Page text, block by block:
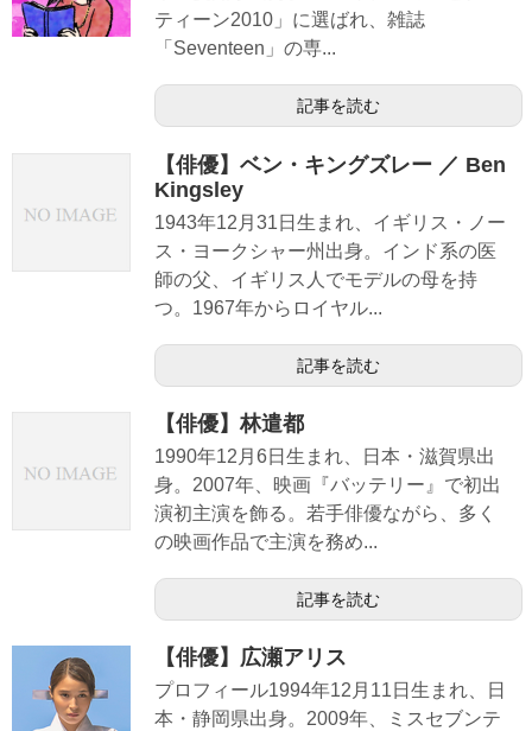
ティーン2010」に選ばれ、雑誌
「Seventeen」の専...
記事を読む
【俳優】ベン・キングズレー ／ Ben
Kingsley
1943年12月31日生まれ、イギリス・ノー
ス・ヨークシャー州出身。インド系の医
師の父、イギリス人でモデルの母を持
つ。1967年からロイヤル...
記事を読む
【俳優】林遣都
1990年12月6日生まれ、日本・滋賀県出
身。2007年、映画『バッテリー』で初出
演初主演を飾る。若手俳優ながら、多く
の映画作品で主演を務め...
記事を読む
【俳優】広瀬アリス
プロフィール1994年12月11日生まれ、日
本・静岡県出身。2009年、ミスセブンテ